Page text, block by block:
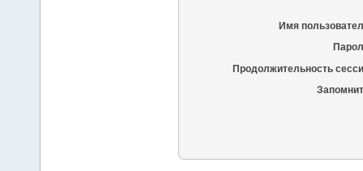
Имя
Продолжительность